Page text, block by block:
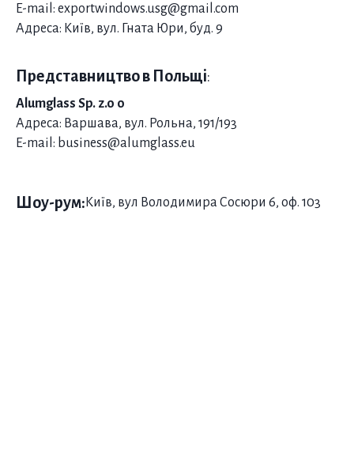
E-mail: exportwindows.usg@gmail.com
Адреса: Київ, вул. Гната Юри, буд. 9
Представництво в Польщі:
Alumglass Sp. z.o o
Адреса: Варшава, вул. Рольна, 191/193
E-mail: business@alumglass.eu
Шоу-рум: Київ, вул Володимира Сосюри 6, оф. 103